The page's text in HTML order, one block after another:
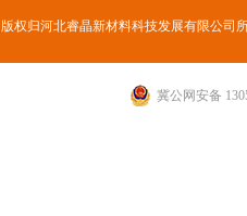
版权归河北睿晶新材料科技发展有限公司
冀公网安备